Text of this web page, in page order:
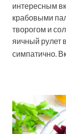
интересным
крабовыми
творогом и
яичный рулет
симпатично.